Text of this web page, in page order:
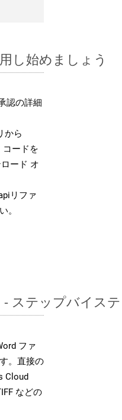
し始めましょう
認の詳細
から
コードを
ード オ
リファ
。
ステップバイス
ファ
。直接の
Cloud
などの